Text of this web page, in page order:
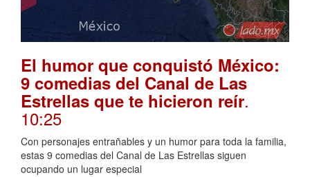
El humor que conquistó México:
9 comedias del Canal de Las
Estrellas que te hicieron reír.
10:25
Con personajes entrañables y un humor para toda la familia,
estas 9 comedias del Canal de Las Estrellas siguen
ocupando un lugar especial